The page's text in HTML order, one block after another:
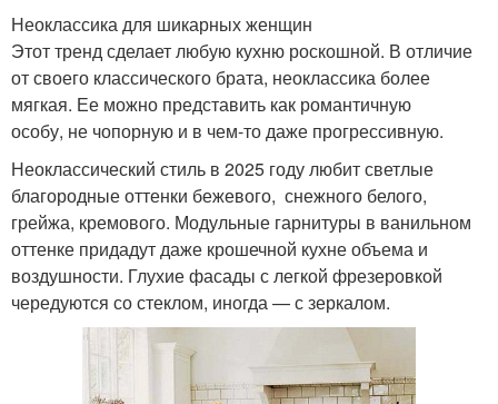
Неоклассика для шикарных женщин
Этот тренд сделает любую кухню роскошной. В отличие
от своего классического брата, неоклассика более
мягкая. Ее можно представить как романтичную
особу, не чопорную и в чем-то даже прогрессивную.
Неоклассический стиль в 2025 году любит светлые
благородные оттенки бежевого, снежного белого,
грейжа, кремового. Модульные гарнитуры в ванильном
оттенке придадут даже крошечной кухне объема и
воздушности. Глухие фасады с легкой фрезеровкой
чередуются со стеклом, иногда — с зеркалом.